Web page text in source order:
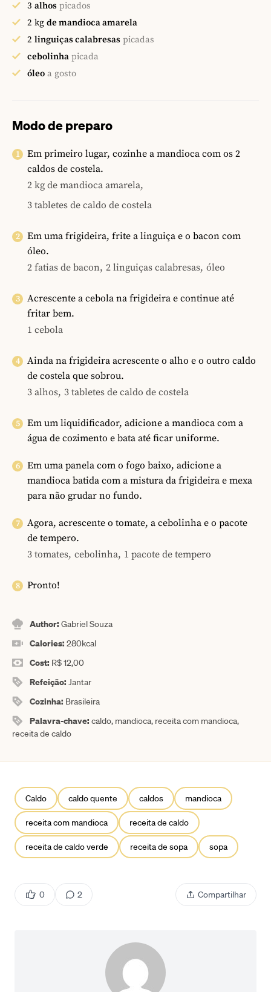
3 alhos picados
2 kg de mandioca amarela
2 linguiças calabresas picadas
cebolinha picada
óleo a gosto
Modo de preparo
Em primeiro lugar, cozinhe a mandioca com os 2
caldos de costela.
2 kg de mandioca amarela,
3 tabletes de caldo de costela
Em uma frigideira, frite a linguiça e o bacon com
óleo.
2 fatias de bacon, 2 linguiças calabresas, óleo
Acrescente a cebola na frigideira e continue até
fritar bem.
1 cebola
Ainda na frigideira acrescente o alho e o outro caldo
de costela que sobrou.
3 alhos, 3 tabletes de caldo de costela
Em um liquidificador, adicione a mandioca com a
água de cozimento e bata até ficar uniforme.
Em uma panela com o fogo baixo, adicione a
mandioca batida com a mistura da frigideira e mexa
para não grudar no fundo.
Agora, acrescente o tomate, a cebolinha e o pacote
de tempero.
3 tomates, cebolinha, 1 pacote de tempero
Pronto!
Author:Gabriel Souza
Calories:280kcal
Cost: R$ 12,00
Refeição:Jantar
Cozinha: Brasileira
Palavra-chave:caldo, mandioca, receita com mandioca,
receita de caldo
Caldo caldo quente caldos mandioca
receita com mandioca receita de caldo
receita de caldo verde receita de sopa sopa
0 2 Compartilhar